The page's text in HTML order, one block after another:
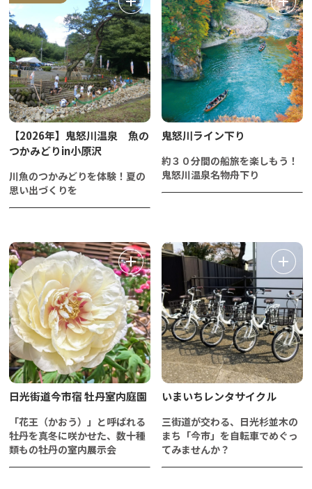
【2026年】鬼怒川温泉 魚の
つかみどりin小原沢
川魚のつかみどりを体験！夏の
思い出づくりを
鬼怒川ライン下り
約３０分間の船旅を楽しもう！
鬼怒川温泉名物舟下り
日光街道今市宿 牡丹室内庭園
「花王（かおう）」と呼ばれる
牡丹を真冬に咲かせた、数十種
類もの牡丹の室内展示会
いまいちレンタサイクル
三街道が交わる、日光杉並木の
まち「今市」を自転車でめぐっ
てみませんか？